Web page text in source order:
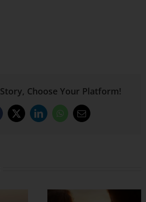
Choose Your Platform!
X LinkedInWhatsApp
Email